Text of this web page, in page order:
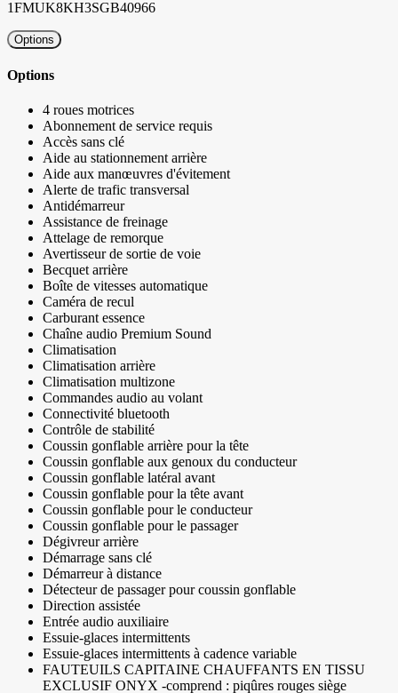
1FMUK8KH3SGB40966
Options
Options
4 roues motrices
Abonnement de service requis
Accès sans clé
Aide au stationnement arrière
Aide aux manœuvres d'évitement
Alerte de trafic transversal
Antidémarreur
Assistance de freinage
Attelage de remorque
Avertisseur de sortie de voie
Becquet arrière
Boîte de vitesses automatique
Caméra de recul
Carburant essence
Chaîne audio Premium Sound
Climatisation
Climatisation arrière
Climatisation multizone
Commandes audio au volant
Connectivité bluetooth
Contrôle de stabilité
Coussin gonflable arrière pour la tête
Coussin gonflable aux genoux du conducteur
Coussin gonflable latéral avant
Coussin gonflable pour la tête avant
Coussin gonflable pour le conducteur
Coussin gonflable pour le passager
Dégivreur arrière
Démarrage sans clé
Démarreur à distance
Détecteur de passager pour coussin gonflable
Direction assistée
Entrée audio auxiliaire
Essuie-glaces intermittents
Essuie-glaces intermittents à cadence variable
FAUTEUILS CAPITAINE CHAUFFANTS EN TISSU
EXCLUSIF ONYX -comprend : piqûres rouges siège